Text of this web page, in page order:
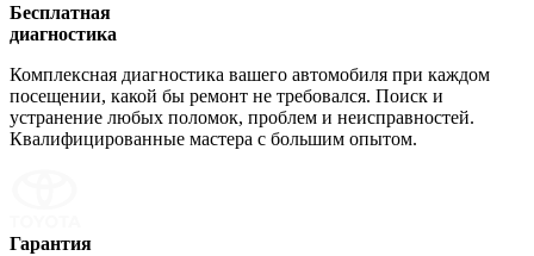
Бесплатная
диагностика
Комплексная диагностика вашего автомобиля при каждом
посещении, какой бы ремонт не требовался. Поиск и
устранение любых поломок, проблем и неисправностей.
Квалифицированные мастера с большим опытом.
Гарантия